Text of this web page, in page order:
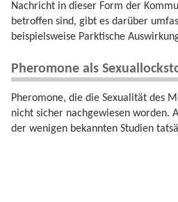
Nachricht in dieser Form der
betroffen sind, gibt es darüber
beispielsweise Parktische
Pheromone als
Pheromone, die die Sexualität des
nicht sicher nachgewiesen worden.
der wenigen bekannten Studien